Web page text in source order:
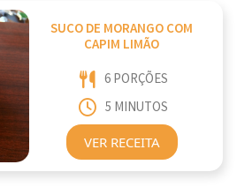
SUCO DE MORANGO COM
CAPIM LIMÃO
6 PORÇÕES
5 MINUTOS
VER RECEITA